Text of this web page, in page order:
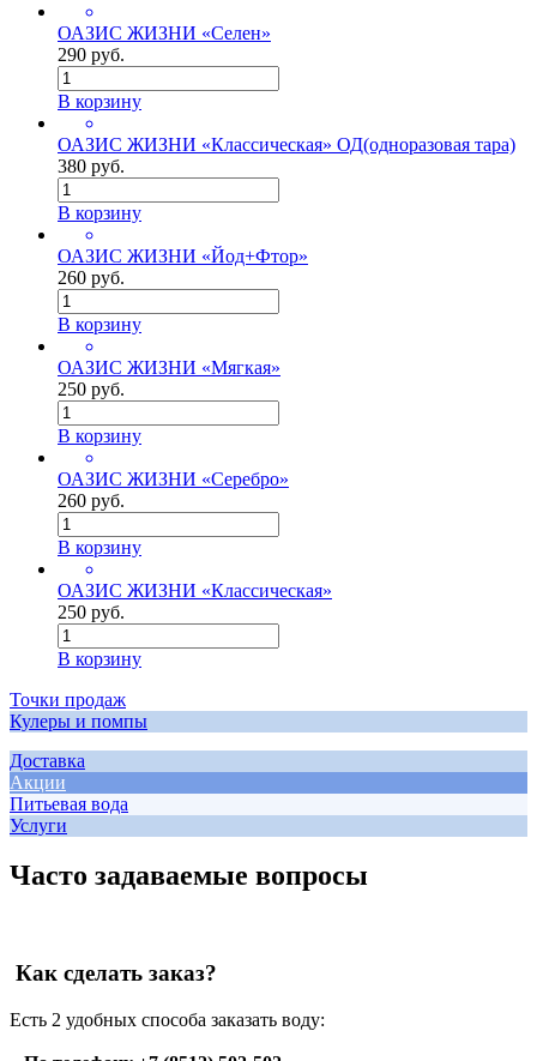
ОАЗИС ЖИЗНИ «Селен»
290 руб.
В корзину
ОАЗИС ЖИЗНИ «Классическая» ОД(одноразовая тара)
380 руб.
В корзину
ОАЗИС ЖИЗНИ «Йод+Фтор»
260 руб.
В корзину
ОАЗИС ЖИЗНИ «Мягкая»
250 руб.
В корзину
ОАЗИС ЖИЗНИ «Серебро»
260 руб.
В корзину
ОАЗИС ЖИЗНИ «Классическая»
250 руб.
В корзину
Точки продаж
Кулеры и помпы
Доставка
Акции
Питьевая вода
Услуги
Часто задаваемые вопросы
Как сделать заказ?
Есть 2 удобных способа заказать воду: